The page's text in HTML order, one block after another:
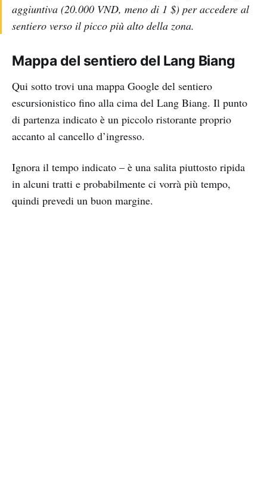
aggiuntiva (20.000 VND, meno di 1 $) per accedere al
sentiero verso il picco più alto della zona.
Mappa del sentiero del Lang Biang
Qui sotto trovi una mappa Google del sentiero
escursionistico fino alla cima del Lang Biang. Il punto
di partenza indicato è un piccolo ristorante proprio
accanto al cancello d’ingresso.
Ignora il tempo indicato – è una salita piuttosto ripida
in alcuni tratti e probabilmente ci vorrà più tempo,
quindi prevedi un buon margine.